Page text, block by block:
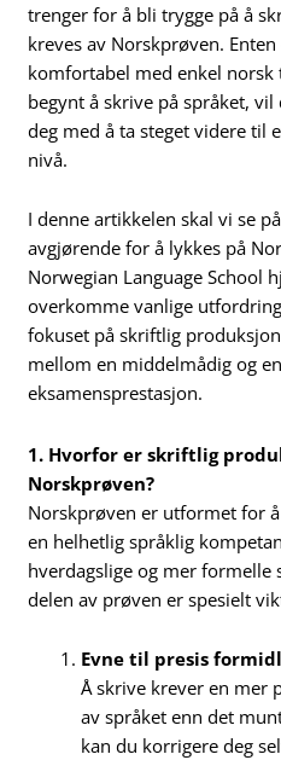
trenger for å bli trygge på å
kreves av Norskprøven.
komfortabel med enkel norsk
begynt å skrive på språket,
deg med å ta steget videre til
nivå.
I denne artikkelen skal vi se
avgjørende for å lykkes på
Norwegian Language School
overkomme vanlige
fokuset på skriftlig
mellom en middelmådig og
eksamensprestasjon.
1. Hvorfor er skriftlig
Norskprøven?
Norskprøven er utformet for
en helhetlig språklig
hverdagslige og mer formelle
delen av prøven er spesielt
Evne til presis
Å skrive krever en mer
av språket enn det
kan du korrigere deg